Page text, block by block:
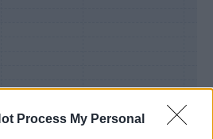
Process My Personal